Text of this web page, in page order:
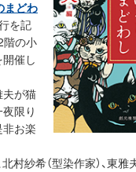
まどわ
を記
階の小
催し
夫が猫
限り
お楽
北村紗希（型染作家）、東雅